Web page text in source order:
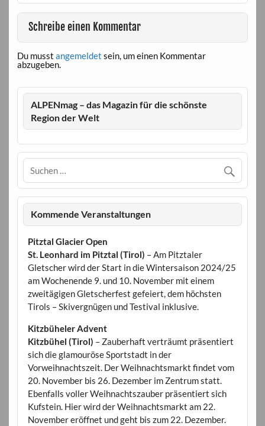
Schreibe einen Kommentar
Du musst angemeldet sein, um einen Kommentar
abzugeben.
ALPENmag – das Magazin für die schönste
Region der Welt
Kommende Veranstaltungen
Pitztal Glacier Open
St. Leonhard im Pitztal (Tirol) – Am Pitztaler
Gletscher wird der Start in die Wintersaison 2024/25
am Wochenende 9. und 10. November mit einem
zweitägigen Gletscherfest gefeiert, dem höchsten
Tirols – Skivergnügen und Testival inklusive.
Kitzbüheler Advent
Kitzbühel (Tirol) – Zauberhaft verträumt präsentiert
sich die glamouröse Sportstadt in der
Vorweihnachtszeit. Der Weihnachtsmarkt findet vom
20. November bis 26. Dezember im Zentrum statt.
Ebenfalls voller Weihnachtszauber präsentiert sich
Kufstein. Hier wird der Weihnachtsmarkt am 22.
November eröffnet und geht bis zum 22. Dezember.